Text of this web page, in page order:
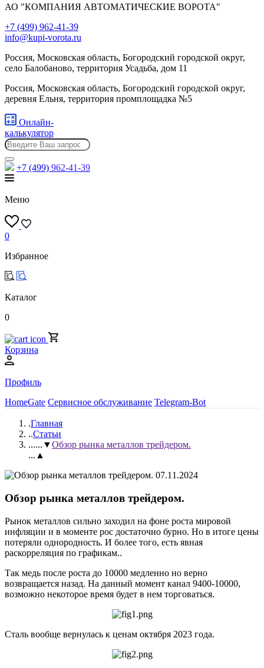
АО "КОМПАНИЯ АВТОМАТИЧЕСКИЕ ВОРОТА"
+7 (499) 962-41-39
info@kupi-vorota.ru
Россия, Московская область, Богородский городской округ,
село Балобаново, территория Усадьба, дом 11
Россия, Московская область, Богородский городской округ,
деревня Ельня, территория промплощадка №5
Онлайн-
калькулятор
+7 (499) 962-41-39
Меню
0
Избранное
Каталог
0
Корзина
Профиль
HomeGate Сервисное обслуживание Telegram-Bot
.Главная
..Статьи
......▼Обзор рынка металлов трейдером.
...▲
07.11.2024
Обзор рынка металлов трейдером.
Рынок металлов сильно заходил на фоне роста мировой
инфляции и в моменте рос достаточно бурно. Но в итоге цены
потеряли однородность. И более того, есть явная
раскорреляция по графикам..
Так медь после роста до 10000 медленно но верно
возвращается назад. На данный момент канал 9400-10000,
возможно некоторое время будет в нем торговаться.
Сталь вообще вернулась к ценам октября 2023 года.